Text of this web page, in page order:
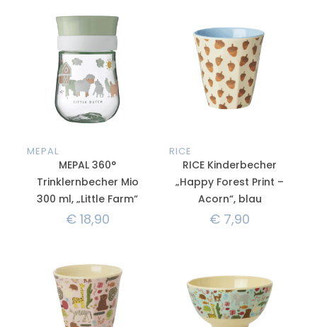
MEPAL
MEPAL 360°
Trinklernbecher Mio
300 ml, „Little Farm“
€18,90
RICE
RICE Kinderbecher
„Happy Forest Print –
Acorn“, blau
€ 7,90